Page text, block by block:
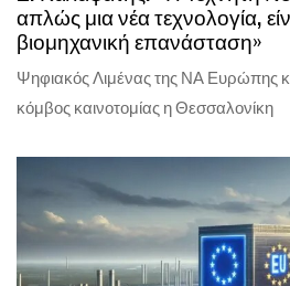
απλώς μια νέα τεχνολογία,
βιομηχανική επανάσταση»
Ψηφιακός Λιμένας της ΝΑ Ευρώπης
κόμβος καινοτομίας η Θεσσαλονίκη